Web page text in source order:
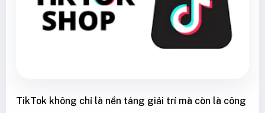
TikTok không chỉ là nền tảng giải trí mà còn là công